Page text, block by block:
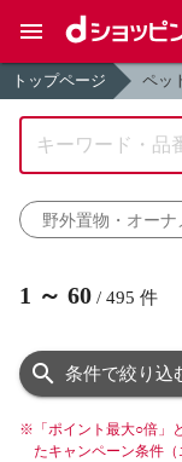
トップページ ペッ
野外置物・オーナ
1 ～ 60 / 495 件
条件で絞り込
※ 「ポイント最大○倍
たキャンペーン条件